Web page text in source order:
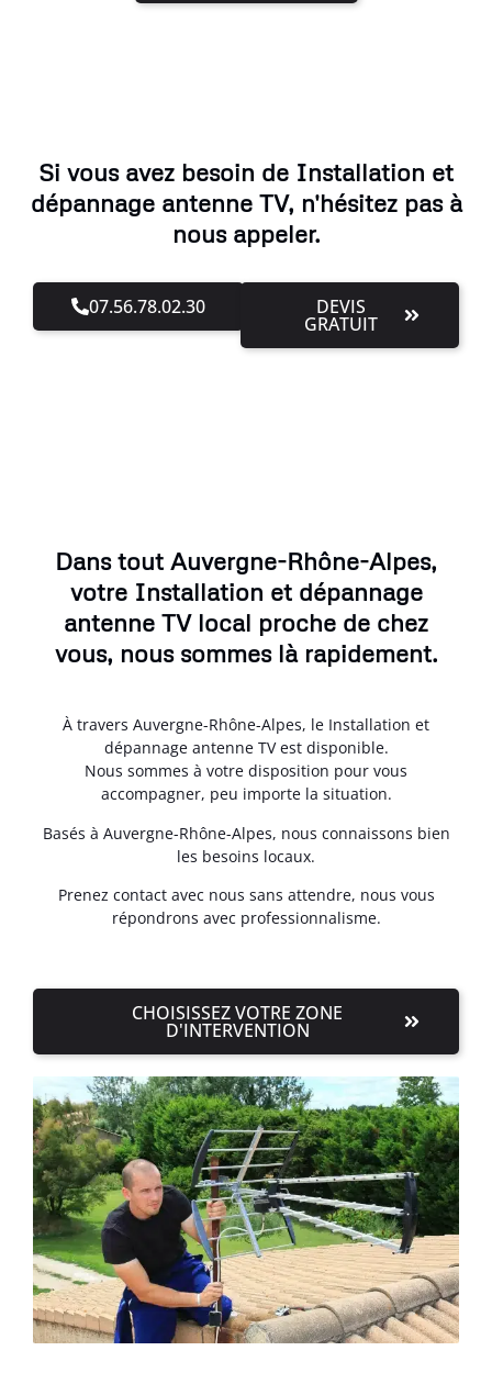
Si vous avez besoin de Installation et
dépannage antenne TV, n'hésitez pas à
nous appeler.
07.56.78.02.30 DEVIS
GRATUIT
Dans tout Auvergne-Rhône-Alpes,
votre Installation et dépannage
antenne TV local proche de chez
vous, nous sommes là rapidement.
À travers Auvergne-Rhône-Alpes, le Installation et
dépannage antenne TV est disponible.
Nous sommes à votre disposition pour vous
accompagner, peu importe la situation.
Basés à Auvergne-Rhône-Alpes, nous connaissons bien
les besoins locaux.
Prenez contact avec nous sans attendre, nous vous
répondrons avec professionnalisme.
CHOISISSEZ VOTRE ZONE
D'INTERVENTION